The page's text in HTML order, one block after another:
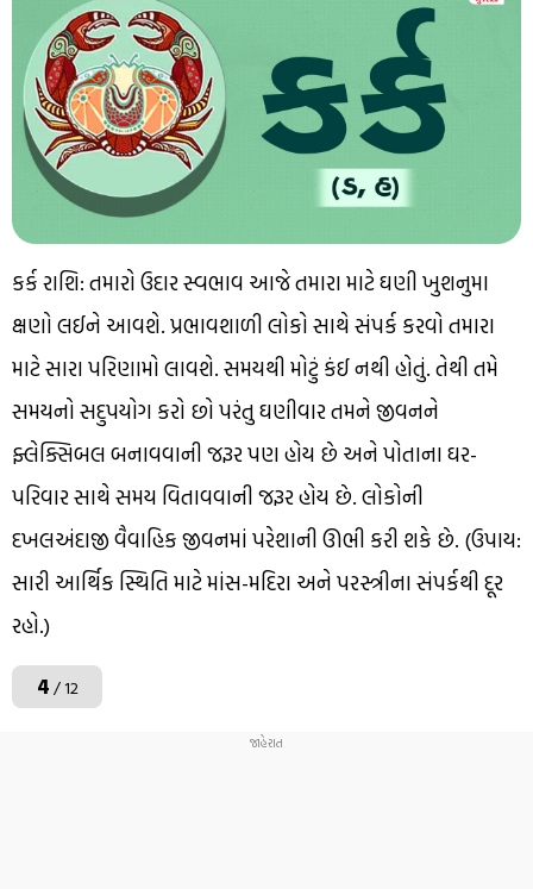
કર્ક રાશિ: તમારો ઉદાર સ્વભાવ આજે તમારા માટે ઘણી ખુશનુમા
ક્ષણો લઈને આવશે. પ્રભાવશાળી લોકો સાથે સંપર્ક કરવો તમારા
માટે સારા પરિણામો લાવશે. સમયથી મોટું કંઈ નથી હોતું. તેથી તમે
સમયનો સદુપયોગ કરો છો પરંતુ ઘણીવાર તમને જીવનને
ફ્લેક્સિબલ બનાવવાની જરૂર પણ હોય છે અને પોતાના ઘર-
પરિવાર સાથે સમય વિતાવવાની જરૂર હોય છે. લોકોની
દખલઅંદાજી વૈવાહિક જીવનમાં પરેશાની ઊભી કરી શકે છે. (ઉપાય:
સારી આર્થિક સ્થિતિ માટે માંસ-મદિરા અને પરસ્ત્રીના સંપર્કથી દૂર
રહો.)
4/ 12